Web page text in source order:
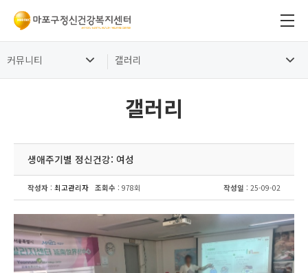
커뮤니티 갤러리
갤러리
생애주기별 정신건강: 여성
작성자 : 최고관리자 조회수 : 978회 작성일 : 25-09-02